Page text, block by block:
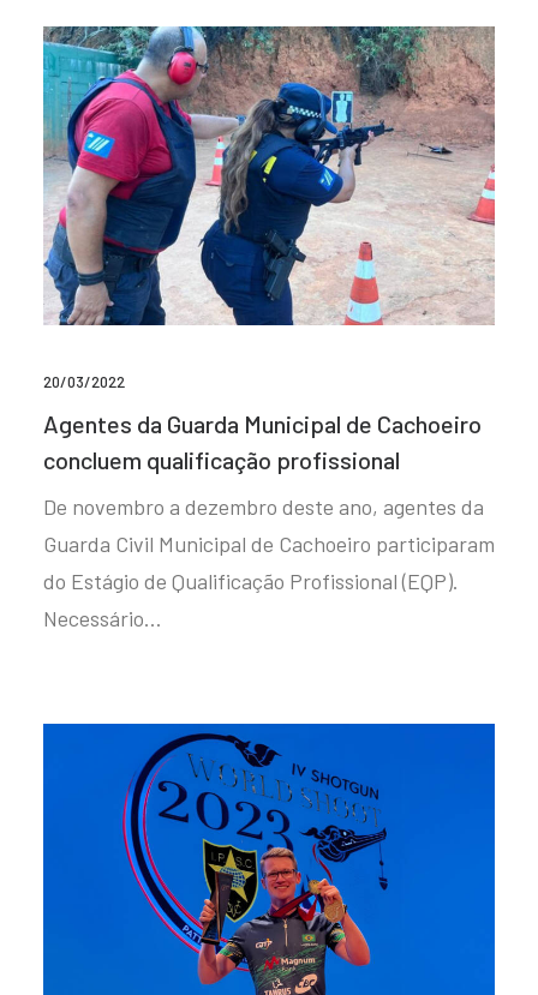
20/03/2022
Agentes da Guarda Municipal de Cachoeiro
concluem qualificação profissional
De novembro a dezembro deste ano, agentes da
Guarda Civil Municipal de Cachoeiro participaram
do Estágio de Qualificação Profissional (EQP).
Necessário…